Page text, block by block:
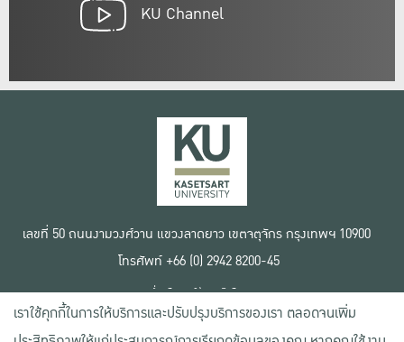
KU Channel
เลขที่ 50 ถนนงามวงศ์วาน แขวงลาดยาว เขตจตุจักร กรุงเทพฯ 10900
โทรศัพท์ +66 (0) 2942 8200-45
เงื่อนไขการใช้งานเว็บไซต์
ข้อตกลงด้านสิทธิ์ใช้งาน
นโยบายความเป็นส่วนตัว
เราใช้คุกกี้ในการให้บริการและปรับปรุงบริการของเรา ตลอดจนเพิ่ม